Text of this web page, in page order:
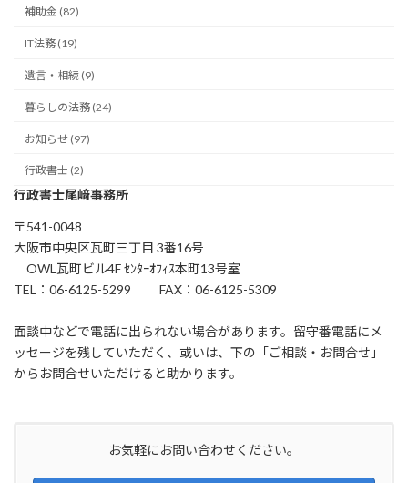
補助金 (82)
IT法務 (19)
遺言・相続 (9)
暮らしの法務 (24)
お知らせ (97)
行政書士 (2)
行政書士尾﨑事務所
〒541-0048
大阪市中央区瓦町三丁目 3番16号
OWL瓦町ビル4F ｾﾝﾀｰｵﾌｨｽ本町13号室
TEL：06-6125-5299 FAX：06-6125-5309
面談中などで電話に出られない場合があります。留守番電話にメ
ッセージを残していただく、或いは、下の「ご相談・お問合せ」
からお問合せいただけると助かります。
お気軽にお問い合わせください。